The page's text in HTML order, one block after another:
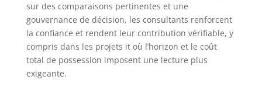
sur des comparaisons pertinentes et une
gouvernance de décision, les consultants renforcent
la confiance et rendent leur contribution vérifiable, y
compris dans les projets it où l’horizon et le coût
total de possession imposent une lecture plus
exigeante.